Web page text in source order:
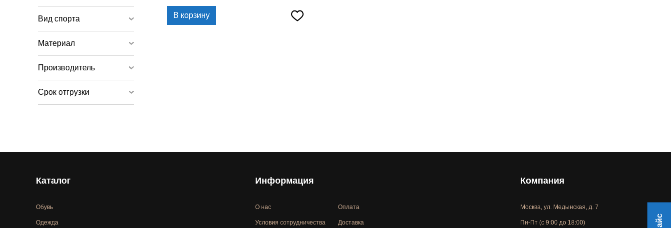
Вид спорта
Материал
Производитель
Срок отгрузки
В корзину
Каталог
Обувь
Одежда
Информация
О нас
Условия сотрудничества
Оплата
Доставка
Компания
Москва, ул. Медынская, д. 7
Пн-Пт (с 9:00 до 18:00)